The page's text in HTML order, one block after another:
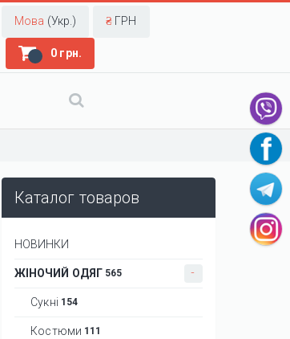
Мова (Укр.) ₴ ГРН
0 грн.
Каталог товаров
НОВИНКИ
ЖІНОЧИЙ ОДЯГ 565
Сукні 154
Костюми 111